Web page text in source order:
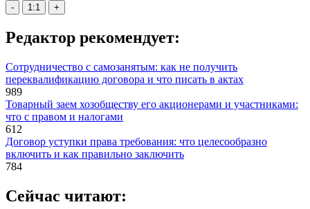
- 1:1 +
Редактор рекомендует:
Сотрудничество с самозанятым: как не получить
переквалификацию договора и что писать в актах
989
Товарный заем хозобществу его акционерами и участниками:
что с правом и налогами
612
Договор уступки права требования: что целесообразно
включить и как правильно заключить
784
Сейчас читают: